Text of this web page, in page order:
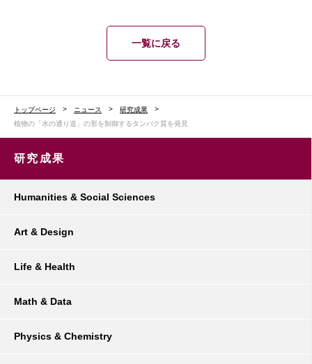
一覧に戻る
トップページ ニュース
研究成果
植物の「水の通り道」の形を制御するタンパク質を発見
研究成果
Humanities & Social Sciences
Art & Design
Life & Health
Math & Data
Physics & Chemistry